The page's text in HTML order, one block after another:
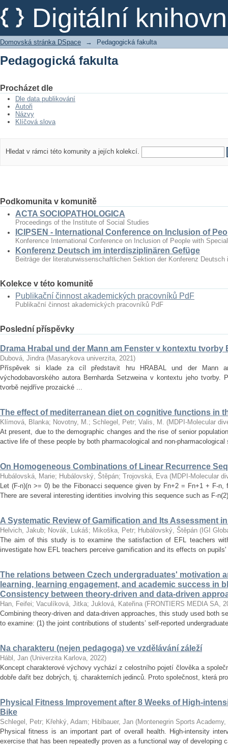
Digitální
Pedagogická fakulta
Domovská stránka DSpace → Pedagogická fakulta
Pedagogická fakulta
Procházet dle
Dle data publikování
Autoři
Názvy
Klíčová slova
Hledat v rámci této komunity a jejích kolekcí.
Podkomunita v komunitě
ACTA SOCIOPATHOLOGICA
Proceedings of the Institute of Social Studies
ICIPSEN - International Conference on Inclusion of
Konference International Conference on Inclusion of People with
Konferenz Deutsch im interdisziplinären Gefüge
Beiträge der literaturwissenschaftlichen Sektion der Konferenz
Kolekce v této komunitě
Publikační činnost akademických pracovníků PdF
Publikační činnost akademických pracovníků PdF
Poslední příspěvky
Drama Hrabal und der Mann am Fenster v kontextu tvorby
Dubová, Jindra (Masarykova univerzita, 2021)
Příspěvek si klade za cíl představit hru HRABAL und der Mann
východobavorského autora Bernharda Setzweina v kontextu jeho tvorby.
tvorbě nejdříve prozaické ...
The effect of mediterranean diet on cognitive functions in
Klímová, Blanka; Novotny, M.; Schlegel, Petr; Valis, M. (MDPI-Molecular
At present, due to the demographic changes and the rise of senior
active life of these people by both pharmacological and
On Homogeneous Combinations of Linear Recurrence
Hubálovská, Marie; Hubálovský, Štěpán; Trojovská, Eva (MDPI-Molecular
Let (F-n)(n >= 0) be the Fibonacci sequence given by Fn+2 = Fn+1 + F-
There are several interesting identities involving this sequence such as F-
A Systematic Review of Gamification and Its Assessment
Helvich, Jakub; Novák, Lukáš; Mikoška, Petr; Hubálovský, Štěpán ( IGI
The aim of this study is to examine the satisfaction of EFL teachers
investigate how EFL teachers perceive gamification and its effects on
The relations between Czech undergraduates' motivation
learning, learning engagement, and academic success in
Consistency between theory-driven and data-driven
Han, Feifei; Vaculíková, Jitka; Juklová, Kateřina (FRONTIERS MEDIA SA,
Combining theory-driven and data-driven approaches, this study used both
to examine: (1) the joint contributions of students’ self-reported
Na charakteru (nejen pedagoga) ve vzdělávání záleží
Hábl, Jan (Univerzita Karlova, 2022)
Koncept charakterové výchovy vychází z celostního pojetí člověka a
dobře dařit bez dobrých, tj. charakterních jedinců. Proto společnost, která
Physical Fitness Improvement after 8 Weeks of High-
Bike
Schlegel, Petr; Křehký, Adam; Hiblbauer, Jan (Montenegrin Sports Academy,
Physical fitness is an important part of overall health. High-intensity
exercise that has been repeatedly proven as a functional way of developing